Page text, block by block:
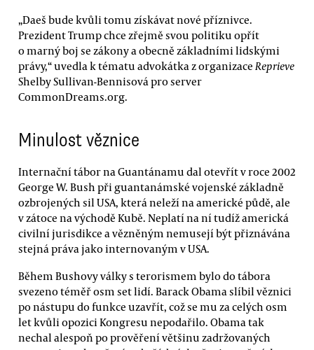
„Daeš bude kvůli tomu získávat nové příznivce.
Prezident Trump chce zřejmě svou politiku opřít
o marný boj se zákony a obecně základními lidskými
právy,“ uvedla k tématu advokátka z organizace Reprieve
Shelby Sullivan-Bennisová pro server
CommonDreams.org.
Minulost věznice
Internační tábor na Guantánamu dal otevřít v roce 2002
George W. Bush při guantanámské vojenské základně
ozbrojených sil USA, která neleží na americké půdě, ale
v zátoce na východě Kubě. Neplatí na ní tudíž americká
civilní jurisdikce a vězněným nemusejí být přiznávána
stejná práva jako internovaným v USA.
Během Bushovy války s terorismem bylo do tábora
svezeno téměř osm set lidí. Barack Obama slíbil věznici
po nástupu do funkce uzavřít, což se mu za celých osm
let kvůli opozici Kongresu nepodařilo. Obama tak
nechal alespoň po prověření většinu zadržovaných